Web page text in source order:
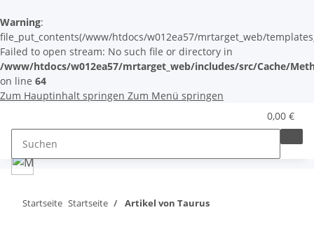
Warning:
file_put_contents(/www/htdocs/w012ea57/mrtarget_web/
Failed to open stream: No such file or directory in
/www/htdocs/w012ea57/mrtarget_web/includes/src/Cache/
on line 64
Zum Hauptinhalt springen Zum Menü springen
0,00 €
Startseite Startseite Artikel von Taurus